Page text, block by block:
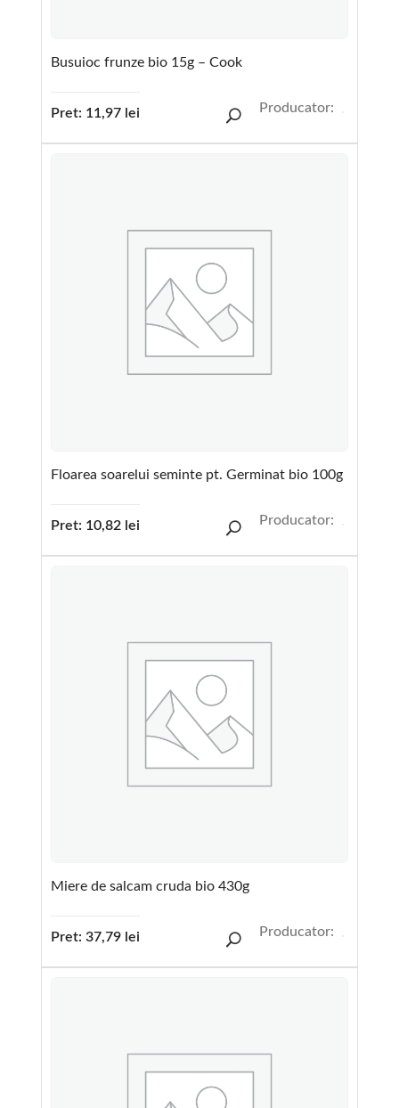
Busuioc frunze bio 15g – Cook
Pret: 11,97 lei Producator:
Floarea soarelui seminte pt. Germinat bio 100g
Pret: 10,82 lei Producator:
Miere de salcam cruda bio 430g
Pret: 37,79 lei Producator: